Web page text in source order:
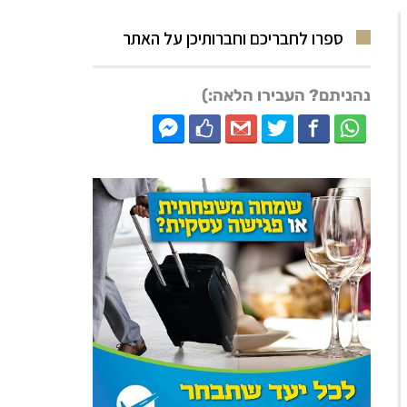
ספרו לחבריכם וחברותיכן על האתר
נהניתם? העבירו הלאה:)